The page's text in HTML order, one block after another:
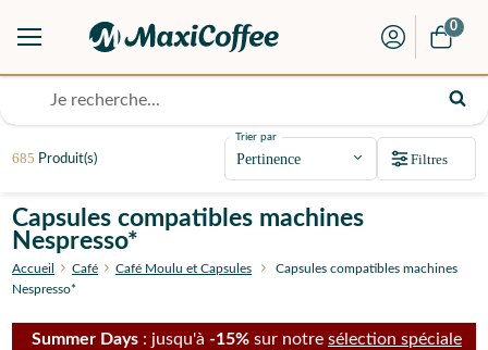
0
Capsules compatibles machines
Nespresso*
Accueil Café Café Moulu et Capsules
Capsules compatibles machines
Nespresso*
Summer Days : jusqu'à -15% sur notre sélection spéciale
685 Produit(s)
Trier par
Filtres